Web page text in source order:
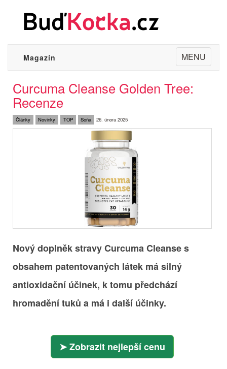
Toggle
navigation
MENU
Magazín
Curcuma Cleanse Golden Tree:
Recenze
Články Novinky TOP Soňa 26. února 2025
Nový doplněk stravy Curcuma Cleanse s
obsahem patentovaných látek má silný
antioxidační účinek, k tomu předchází
hromadění tuků a má i další účinky.
Zobrazit nejlepší cenu